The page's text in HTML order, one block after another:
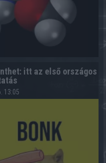
itt az első országos
13:05